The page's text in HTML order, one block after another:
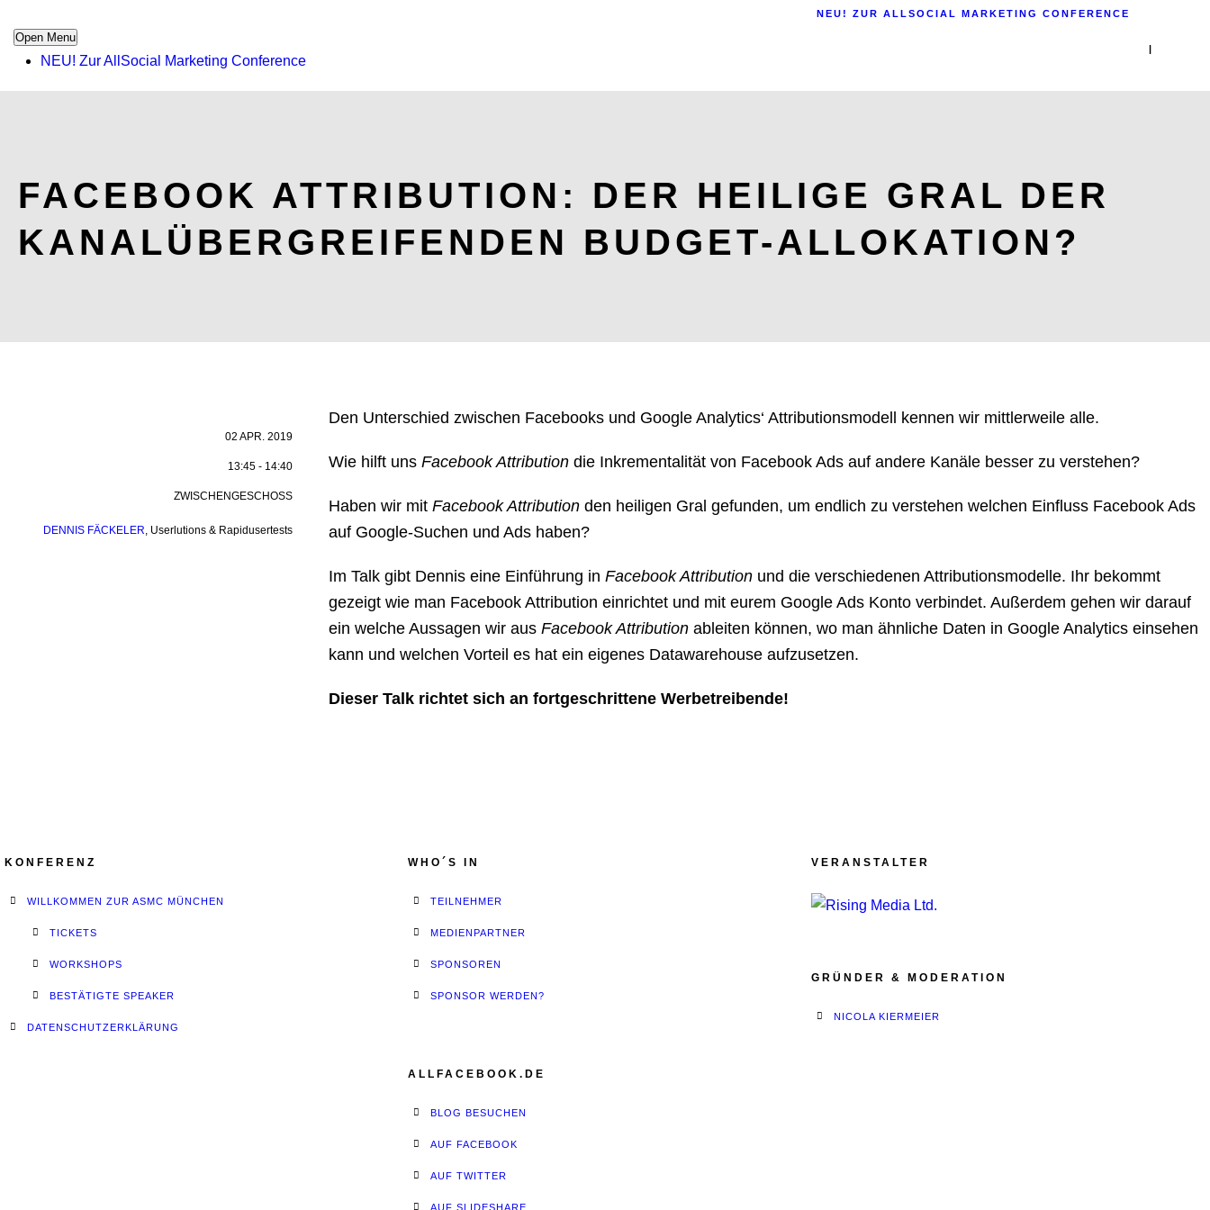
Open Menu
NEU! Zur AllSocial Marketing Conference
NEU! ZUR ALLSOCIAL MARKETING CONFERENCE
|
FACEBOOK ATTRIBUTION: DER HEILIGE GRAL DER
KANALÜBERGREIFENDEN BUDGET-ALLOKATION?
02 APR. 2019
13:45 - 14:40
ZWISCHENGESCHOSS
DENNIS FÄCKELER, Userlutions & Rapidusertests
Den Unterschied zwischen Facebooks und Google Analytics‘ Attributionsmodell kennen wir mittlerweile alle.
Wie hilft unsFacebook Attribution die Inkrementalität von Facebook Ads auf andere Kanäle besser zu verstehen?
Haben wir mitFacebook Attribution den heiligen Gral gefunden, um endlich zu verstehen welchen Einfluss Facebook Ads
auf Google-Suchen und Ads haben?
Im Talk gibt Dennis eine Einführung inFacebook Attribution und die verschiedenen Attributionsmodelle. Ihr bekommt
gezeigt wie man Facebook Attribution einrichtet und mit eurem Google Ads Konto verbindet. Außerdem gehen wir darauf
ein welche Aussagen wir ausFacebook Attribution ableiten können, wo man ähnliche Daten in Google Analytics einsehen
kann und welchen Vorteil es hat ein eigenes Datawarehouse aufzusetzen.
Dieser Talk richtet sich an fortgeschrittene Werbetreibende!
KONFERENZ
WILLKOMMEN ZUR ASMC MÜNCHEN
TICKETS
WORKSHOPS
BESTÄTIGTE SPEAKER
DATENSCHUTZERKLÄRUNG
WHO´S IN
TEILNEHMER
MEDIENPARTNER
SPONSOREN
SPONSOR WERDEN?
ALLFACEBOOK.DE
BLOG BESUCHEN
AUF FACEBOOK
AUF TWITTER
AUF SLIDESHARE
VERANSTALTER
GRÜNDER & MODERATION
NICOLA KIERMEIER